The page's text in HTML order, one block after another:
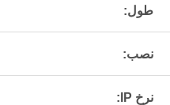
طول:
نصب:
نرخ IP: